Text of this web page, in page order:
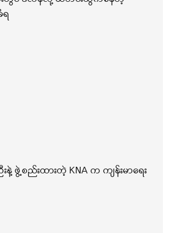
နဲ့ ဖွဲ့စည်းထားတဲ့ KNA က ကျန်းမာရေး